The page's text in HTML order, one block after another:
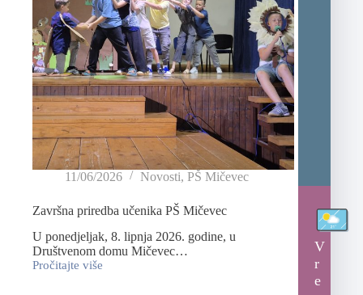
11/06/2026 Novosti, PŠ Mičevec
Završna priredba učenika PŠ Mičevec
U ponedjeljak, 8. lipnja 2026. godine, u
Društvenom domu Mičevec…
Pročitajte više
V
r
e